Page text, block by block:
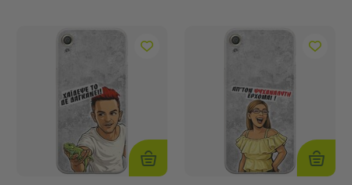
Προσθήκη
Στο
Καλάθι
Στο
Καλάθι